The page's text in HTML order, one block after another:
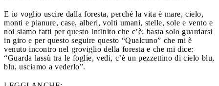
E io voglio uscire dalla foresta, perché la vita è mare, cielo,
monti e pianure, case, alberi, volti umani, stelle, sole e vento e
noi siamo fatti per questo Infinito che c’è; basta solo guardarsi
in giro e per questo seguire questo “Qualcuno” che mi è
venuto incontro nel groviglio della foresta e che mi dice:
“Guarda lassù tra le foglie, vedi, c’è un pezzettino di cielo blu,
blu, usciamo a vederlo”.